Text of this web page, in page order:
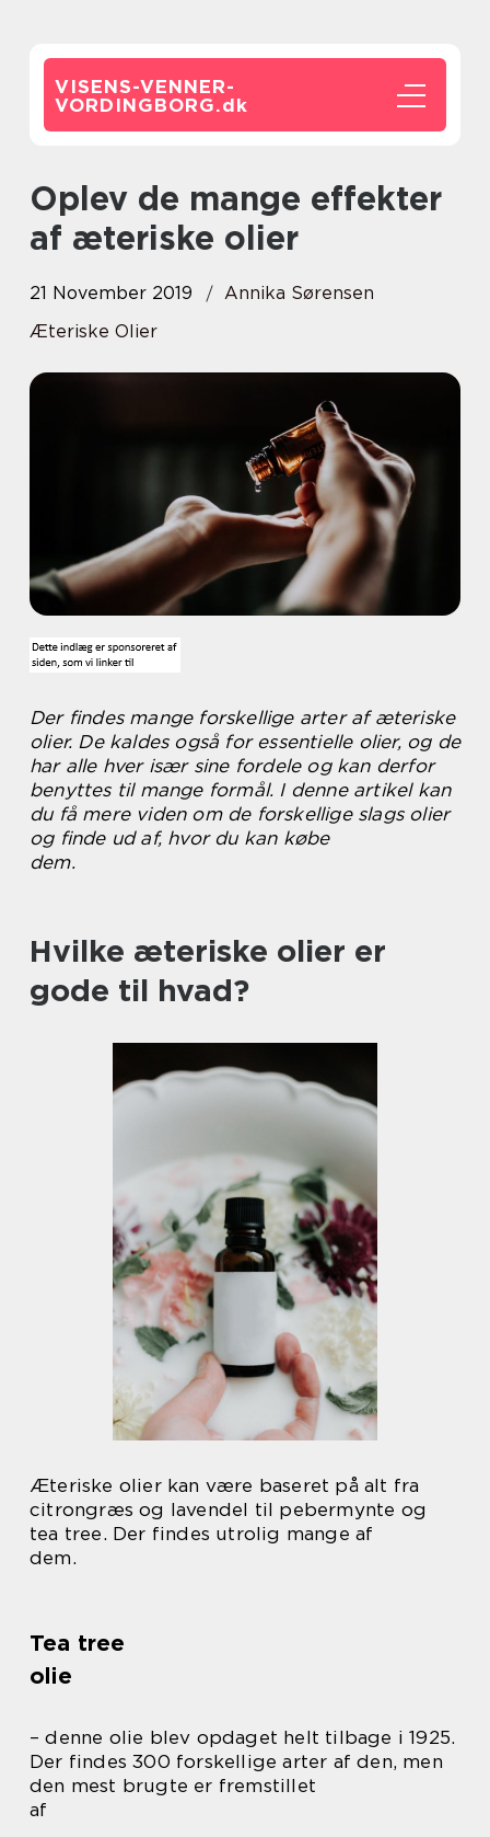
VISENS-VENNER-
VORDINGBORG.dk
Oplev de mange effekter
af æteriske olier
21 November 2019
Annika Sørensen
Æteriske Olier
Der findes mange forskellige arter af æteriske
olier. De kaldes også for essentielle olier, og de
har alle hver især sine fordele og kan derfor
benyttes til mange formål. I denne artikel kan
du få mere viden om de forskellige slags olier
og finde ud af, hvor du kan købe
dem.
Hvilke æteriske olier er
gode til hvad?
Æteriske olier kan være baseret på alt fra
citrongræs og lavendel til pebermynte og
tea tree. Der findes utrolig mange af
dem.
Tea tree
olie
– denne olie blev opdaget helt tilbage i 1925.
Der findes 300 forskellige arter af den, men
den mest brugte er fremstillet
af